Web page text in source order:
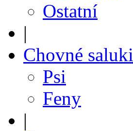
Ostatní
|
Chovné saluki
Psi
Feny
|